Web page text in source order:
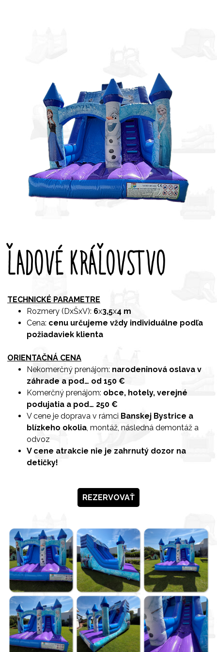
ĽADOVÉ KRÁĽOVSTVO
TECHNICKÉ PARAMETRE
Rozmery (DxŠxV): 6x3,5x4 m
Cena: cenu určujeme vždy individuálne podľa
požiadaviek klienta
ORIENTAČNÁ CENA
Nekomerčný prenájom: narodeninová oslava v
záhrade a pod… od 150 €
Komerčný prenájom: obce, hotely, verejné
podujatia a pod… 250 €
V cene je doprava v rámci Banskej Bystrice a
blízkeho okolia , montáž, následná demontáž a
odvoz
V cene atrakcie nie je zahrnutý dozor na
detičky!
REZERVOVAŤ